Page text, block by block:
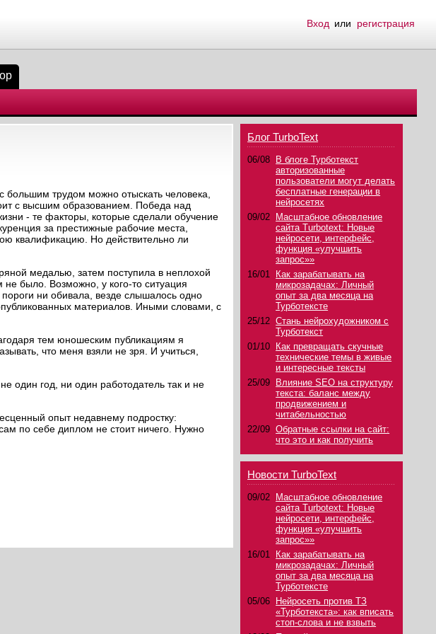
Вход или регистрация
трудом можно отыскать человека,
с высшим образованием. Победа над
- те факторы, которые сделали обучение
за престижные рабочие места,
квалификацию. Но действительно ли
медалью, затем поступила в неплохой
было. Возможно, у кого-то ситуация
ни обивала, везде слышалось одно
материалов. Иными словами, с
тем юношеским публикациям я
что меня взяли не зря. И учиться,
один год, ни один работодатель так и не
опыт недавнему подростку:
по себе диплом не стоит ничего. Нужно
Блог TurboText
06/08
В блоге Турботекст
авторизованные
пользователи могут делать
бесплатные генерации в
нейросетях
09/02
Масштабное обновление
сайта Turbotext: Новые
нейросети, интерфейс,
функция «улучшить
запрос»»
16/01
Как зарабатывать на
микрозадачах: Личный
опыт за два месяца на
Турботексте
25/12 Стань нейрохудожником с
Турботекст
01/10
Как превращать скучные
технические темы в живые
и интересные тексты
25/09
Влияние SEO на структуру
текста: баланс между
продвижением и
читабельностью
22/09 Обратные ссылки на сайт:
что это и как получить
Новости TurboText
09/02
Масштабное обновление
сайта Turbotext: Новые
нейросети, интерфейс,
функция «улучшить
запрос»»
16/01
Как зарабатывать на
микрозадачах: Личный
опыт за два месяца на
Турботексте
05/06
Нейросеть против ТЗ
«Турботекста»: как вписать
стоп-слова и не взвыть